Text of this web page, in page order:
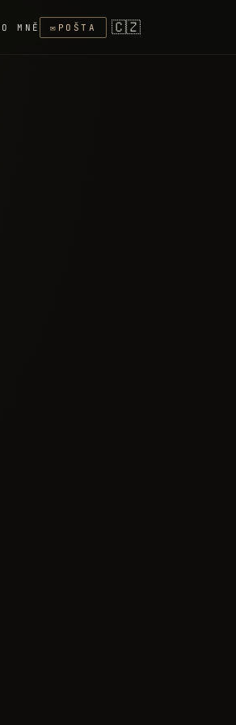
O MNĚ ✉ POŠTA 🇨🇿